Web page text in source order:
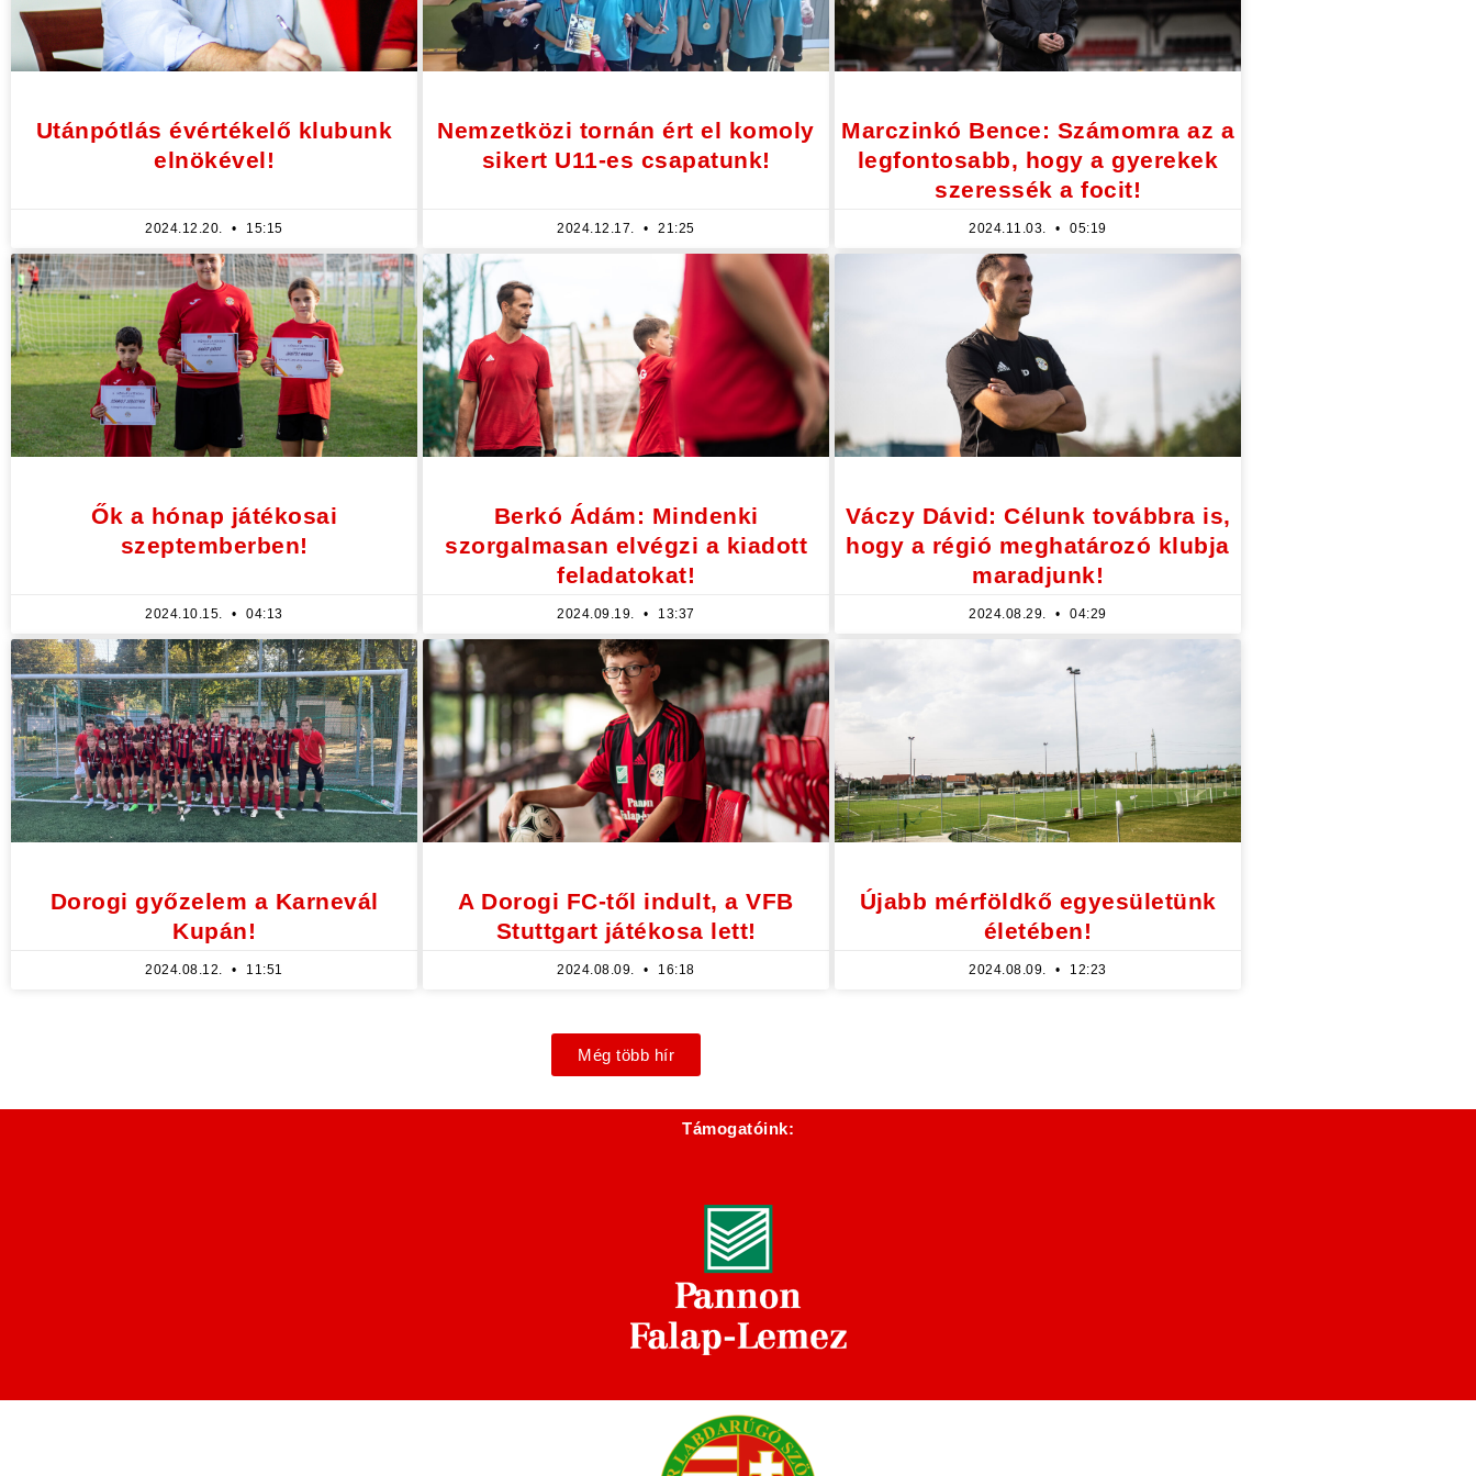
Utánpótlás évértékelő klubunk
elnökével!
2024.12.20. 15:15
Nemzetközi tornán ért el komoly
sikert U11-es csapatunk!
2024.12.17. 21:25
Marczinkó Bence: Számomra az a
legfontosabb, hogy a gyerekek
szeressék a focit!
2024.11.03. 05:19
Ők a hónap játékosai
szeptemberben!
2024.10.15. 04:13
Berkó Ádám: Mindenki
szorgalmasan elvégzi a kiadott
feladatokat!
2024.09.19. 13:37
Váczy Dávid: Célunk továbbra is,
hogy a régió meghatározó klubja
maradjunk!
2024.08.29. 04:29
Dorogi győzelem a Karnevál
Kupán!
2024.08.12. 11:51
A Dorogi FC-től indult, a VFB
Stuttgart játékosa lett!
2024.08.09. 16:18
Újabb mérföldkő egyesületünk
életében!
2024.08.09. 12:23
Még több hír
Támogatóink: